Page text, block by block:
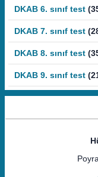
DKAB 6. sınıf test
DKAB 7. sınıf test
DKAB 8. sınıf test
DKAB 9. sınıf test